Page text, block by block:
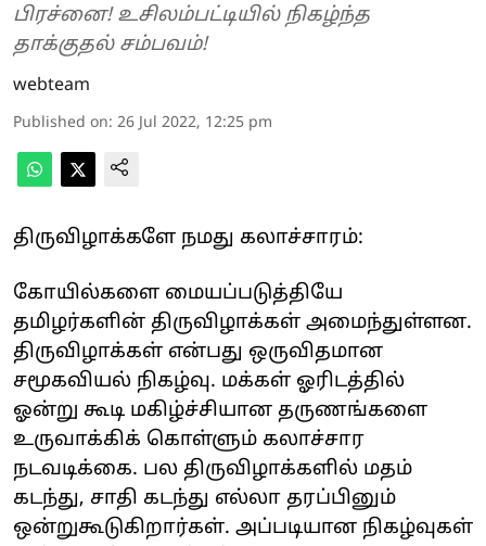
பிரச்னை! உசிலம்பட்டியில் நிகழ்ந்த
தாக்குதல் சம்பவம்!
webteam
Published on: 26 Jul 2022, 12:25 pm
திருவிழாக்களே நமது கலாச்சாரம்:
கோயில்களை மையப்படுத்தியே
தமிழர்களின் திருவிழாக்கள் அமைந்துள்ளன.
திருவிழாக்கள் என்பது ஒருவிதமான
சமூகவியல் நிகழ்வு. மக்கள் ஓரிடத்தில்
ஓன்று கூடி மகிழ்ச்சியான தருணங்களை
உருவாக்கிக் கொள்ளும் கலாச்சார
நடவடிக்கை. பல திருவிழாக்களில் மதம்
கடந்து, சாதி கடந்து எல்லா தரப்பினும்
ஒன்றுகூடுகிறார்கள். அப்படியான நிகழ்வுகள்